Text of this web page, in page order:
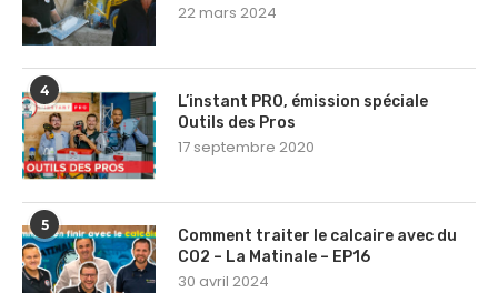
22 mars 2024
4
L’instant PRO, émission spéciale
Outils des Pros
17 septembre 2020
5
Comment traiter le calcaire avec du
CO2 – La Matinale – EP16
30 avril 2024